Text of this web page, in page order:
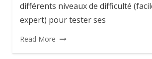
différents niveaux de difficulté
expert) pour tester ses
Read More